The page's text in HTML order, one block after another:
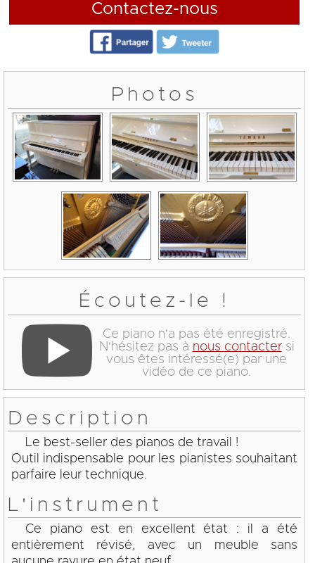
Contactez-nous
Photos
Écoutez-le !
Ce piano n'a pas été enregistré.
N'hésitez pas à nous contactersi
vous êtes intéressé(e) par une
vidéo de ce piano.
Description
Le best-seller des pianos de travail !
Outil indispensable pour les pianistes souhaitant
parfaire leur technique.
L'instrument
Ce piano est en excellent état : il a été
entièrement révisé, avec un meuble sans